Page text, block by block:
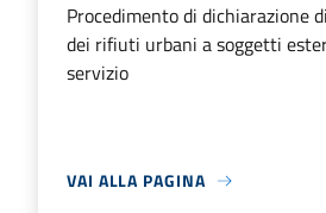
Procedimento di dichiarazione
dei rifiuti urbani a soggetti
servizio
VAI ALLA PAGINA